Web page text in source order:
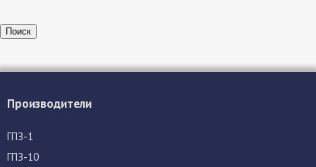
Поиск
Производители
ГПЗ-1
ГПЗ-10